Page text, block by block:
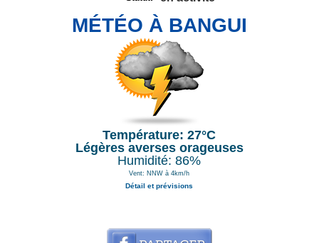
MÉTÉO À BANGUI
Température: 27°C
Légères averses orageuses
Humidité: 86%
Vent: NNW à 4km/h
Détail et prévisions